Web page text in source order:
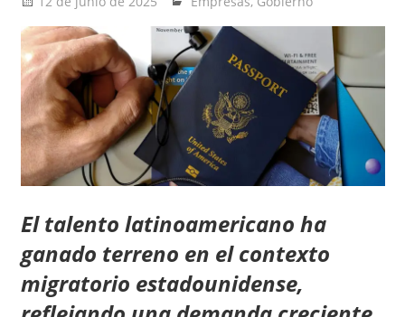
El talento latinoamericano ha
ganado terreno en el contexto
migratorio estadounidense,